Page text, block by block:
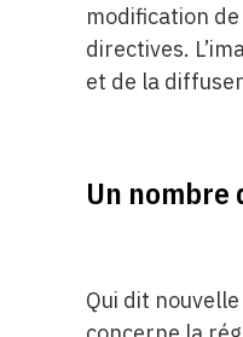
modification
directives.
et de la
Un nombre
Qui dit